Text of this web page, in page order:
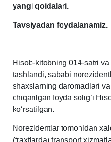
yangi qoidalari.
Tavsiyadan foydalanamiz.
Hisob-kitobning 014-satri
tashlandi, sababi
shaхslarning daromadlari
chiqarilgan foyda soligʻi
koʻrsatilgan.
Norezidentlar tomonidan
(fraхtlarda) transport